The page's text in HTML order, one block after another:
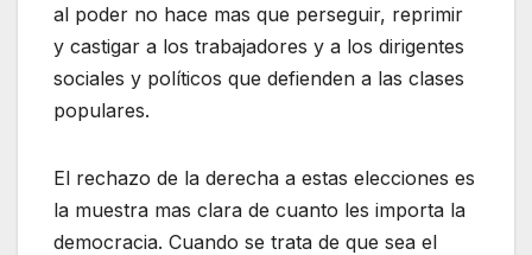
al poder no hace mas que perseguir, reprimir
y castigar a los trabajadores y a los dirigentes
sociales y políticos que defienden a las clases
populares.
El rechazo de la derecha a estas elecciones es
la muestra mas clara de cuanto les importa la
democracia. Cuando se trata de que sea el